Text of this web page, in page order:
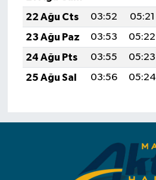
22 Ağu Cts
03:52 05:21
23 Ağu Paz
03:53 05:22
24 Ağu Pts
03:55 05:23
25 Ağu Sal
03:56 05:24